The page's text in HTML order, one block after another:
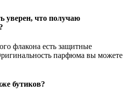
уверен, что получаю
флакона есть защитные
парфюма вы можете
бутиков?